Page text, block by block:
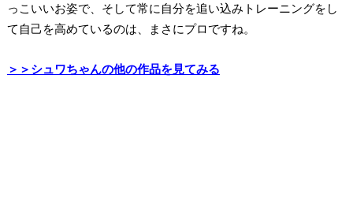
っこいいお姿で、そして常に自分を追い込みトレーニングをし
て自己を高めているのは、まさにプロですね。
＞＞シュワちゃんの他の作品を見てみる